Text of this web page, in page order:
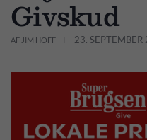
Givskud
AF JIM HOFF 23. SEPTEMBER